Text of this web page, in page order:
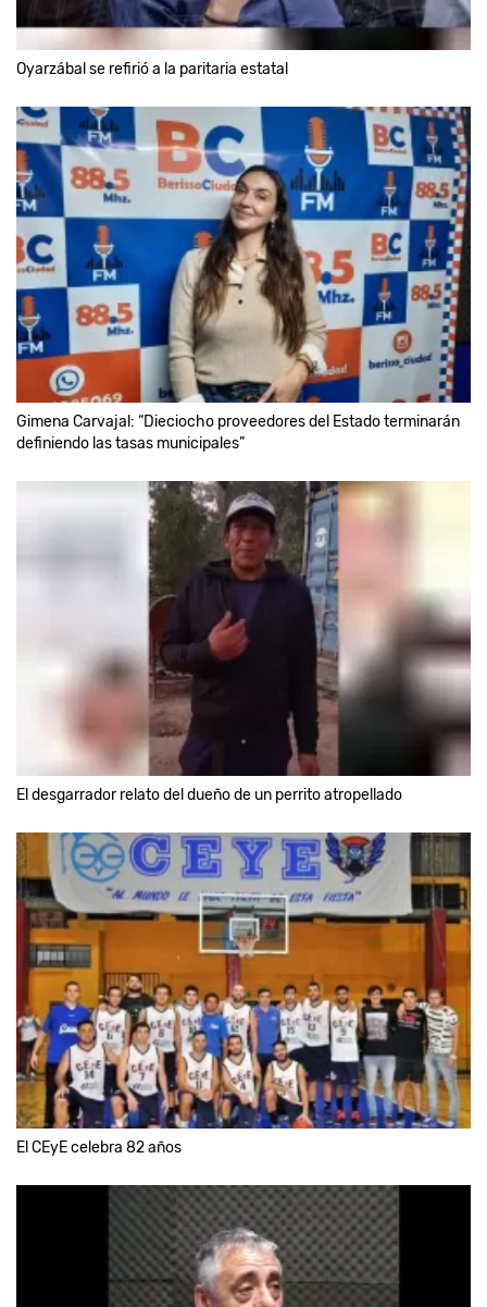
Oyarzábal se refirió a la paritaria estatal
Gimena Carvajal: “Dieciocho proveedores del Estado terminarán
definiendo las tasas municipales”
El desgarrador relato del dueño de un perrito atropellado
El CEyE celebra 82 años